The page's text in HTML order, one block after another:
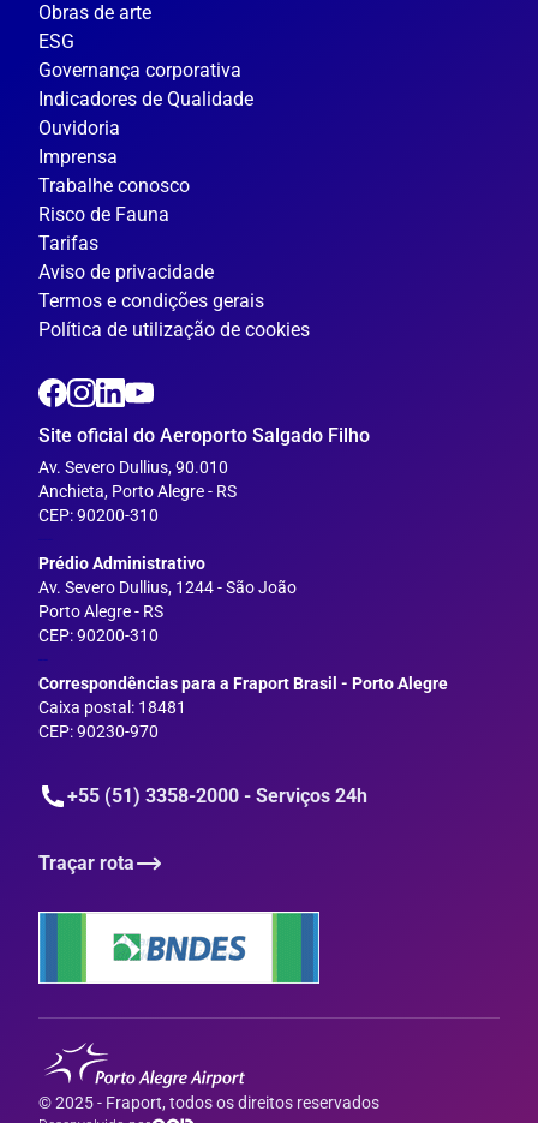
Obras de arte
ESG
Governança corporativa
Indicadores de Qualidade
Ouvidoria
Imprensa
Trabalhe conosco
Risco de Fauna
Tarifas
Aviso de privacidade
Termos e condições gerais
Política de utilização de cookies
Site oficial do Aeroporto Salgado Filho
Av. Severo Dullius, 90.010
Anchieta, Porto Alegre - RS
CEP: 90200-310
Prédio Administrativo
Av. Severo Dullius, 1244 - São João
Porto Alegre - RS
CEP: 90200-310
--
Correspondências para a Fraport Brasil - Porto Alegre
Caixa postal: 18481
CEP: 90230-970
+55 (51) 3358-2000 - Serviços 24h
Traçar rota
© 2025 - Fraport, todos os direitos reservados